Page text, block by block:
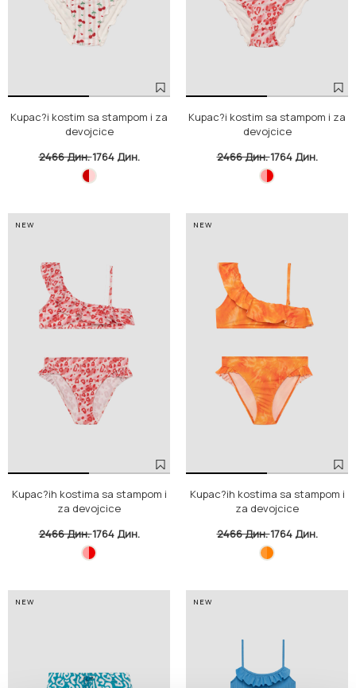
Kupac?i kostim sa stampom i za
devojcice
2466 Дин.1764 Дин.
Kupac?i kostim sa stampom i za
devojcice
2466 Дин.1764 Дин.
NEW
Kupac?ih kostima sa stampom i
za devojcice
2466 Дин.1764 Дин.
NEW
Kupac?ih kostima sa stampom i
za devojcice
2466 Дин.1764 Дин.
NEW NEW